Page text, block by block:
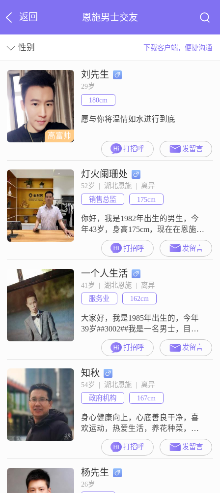
返回 恩施男士交友
性别 下载客户端，便捷沟通
高富帅
刘先生
29岁
180cm
愿与你将温情如水进行到底
打招呼 发留言
灯火阑珊处
52岁  |  湖北恩施  |  离异
销售总监
175cm
你好，我是1982年出生的男生，今
年43岁，身高175cm，现在在恩施这
边工作生活。我的学历是大专，目
前月收入在50000元以上。性格上我
是一个稳重可靠的人，平时也很乐
观积极，对待事情真诚可靠。在事
业上我有自己的追求，一直努力追
求事业上的稳步发展，也习惯为生
活做好规划，不管是工作还是生
活，我都喜欢提前安排好，这样心
里更
打招呼 发留言
一个人生活
41岁  |  湖北恩施  |  离异
服务业
162cm
大家好，我是1985年出生的，今年
39岁##3002##我是一名男士，目前
的工作地点在恩施##3002##我的身
高是162cm##3002##关于学历，我是
高中及以下##3002##在收入方面，
我目前的月收入在3001元到5000元
这个区间##3002##在性格和为人处
世方面，身边的人都觉得我是一个
稳重可靠的人##30
打招呼 发留言
知秋
54岁  |  湖北恩施  |  离异
政府机构
167cm
身心健康向上，心底善良干净，喜
欢运动，热爱生活，养花种菜，一
日三餐四季相伴，听风赏月看世界
打招呼 发留言
杨先生
26岁